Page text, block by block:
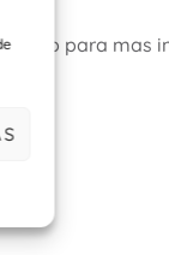
para mas